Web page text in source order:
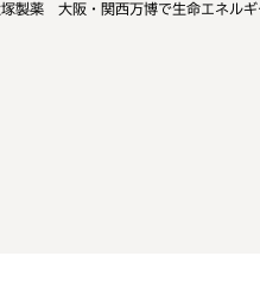
製薬 大阪・関西万博で生命エネル